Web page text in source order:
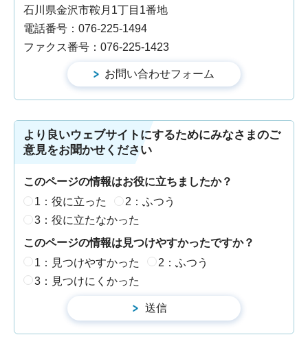
石川県金沢市鞍月1丁目1番地
電話番号：076-225-1494
ファクス番号：076-225-1423
より良いウェブサイトにするためにみなさまのご
意見をお聞かせください
このページの情報はお役に立ちましたか？
1：役に立った
2：ふつう
3：役に立たなかった
このページの情報は見つけやすかったですか？
1：見つけやすかった
2：ふつう
3：見つけにくかった